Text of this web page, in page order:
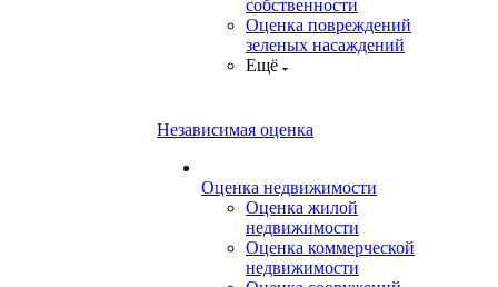
собственности
Оценка повреждений
зеленых насаждений
Ещё
Независимая оценка
Оценка недвижимости
Оценка жилой
недвижимости
Оценка коммерческой
недвижимости